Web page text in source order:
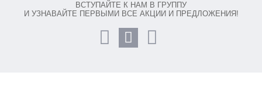
ВСТУПАЙТЕ К НАМ В ГРУППУ
И УЗНАВАЙТЕ ПЕРВЫМИ ВСЕ АКЦИИ И ПРЕДЛОЖЕНИЯ!